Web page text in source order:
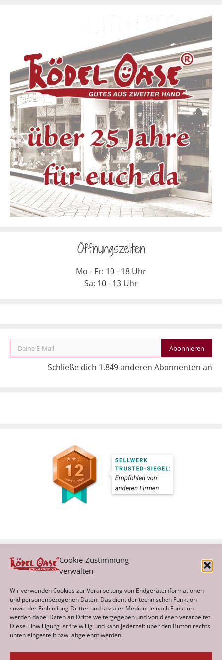
Cookie-Zustimmung
verwalten
Wir verwenden Cookies zur Verarbeitung von Endgeräteinformationen
und personenbezogenen Daten. Das dient der technischen Funktion
sowie der Einbindung Dritter und sozialer Medien. Je nach Funktion
werden dabei Daten an Dritte weitergegeben und von diesen verarbeitet.
Diese Einwilligung ist freiwillig und kann jederzeit über den Button rechts
unten eingestellt bzw. abgelehnt werden.
Öffnungszeiten
Mo - Fr: 10 - 18 Uhr
Sa: 10 - 13 Uhr
Deine E-Mail
Abonnieren
Schließe dich 1.849 anderen Abonnenten an
Archiv